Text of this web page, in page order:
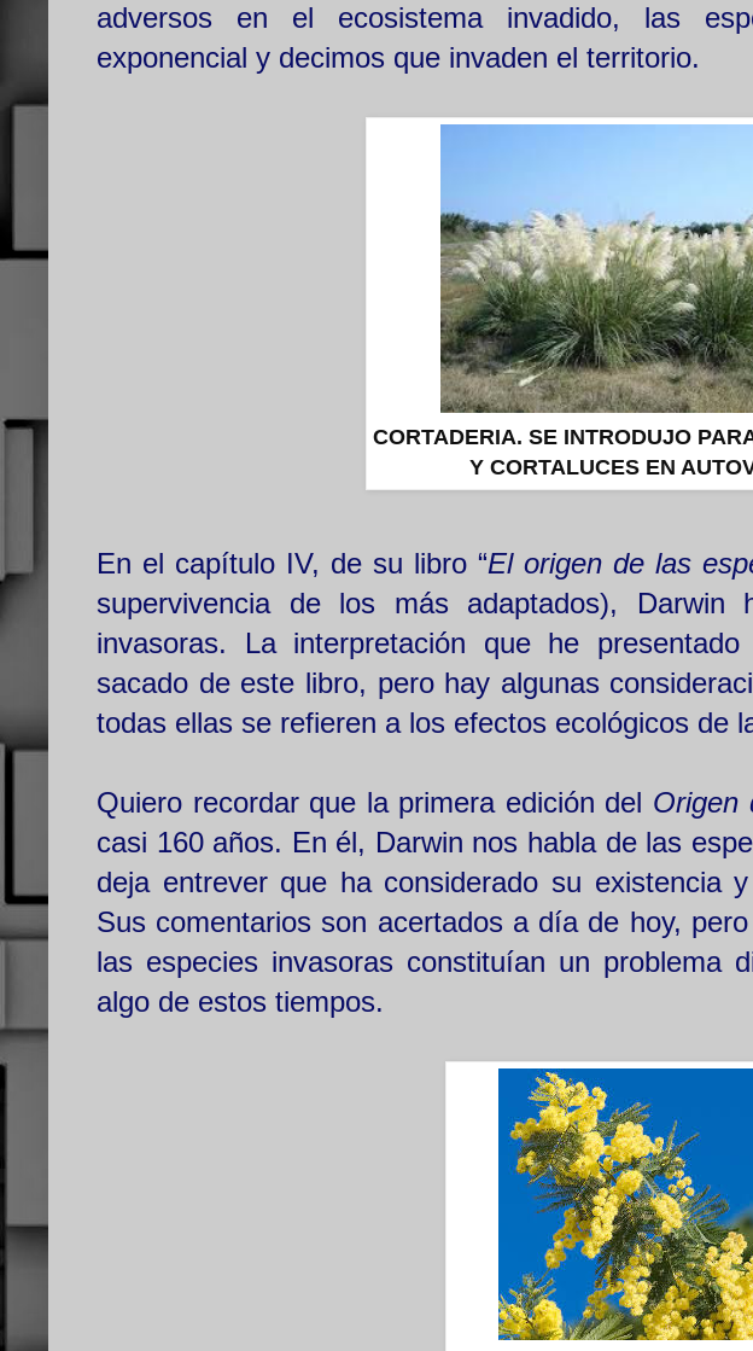
adversos en el ecosistema invadido, las
exponencial y decimos que invaden el territorio.
CORTADERIA. SE INTRODUJO
Y CORTALUCES EN
En el capítulo IV, de su libro “El origen de las
supervivencia de los más adaptados), Darwin
invasoras. La interpretación que he
sacado de este libro, pero hay algunas
todas ellas se refieren a los efectos ecológicos de
Quiero recordar que la primera edición del Origen
casi 160 años. En él, Darwin nos habla de las
deja entrever que ha considerado su existencia
Sus comentarios son acertados a día de hoy,
las especies invasoras constituían un problema
algo de estos tiempos.